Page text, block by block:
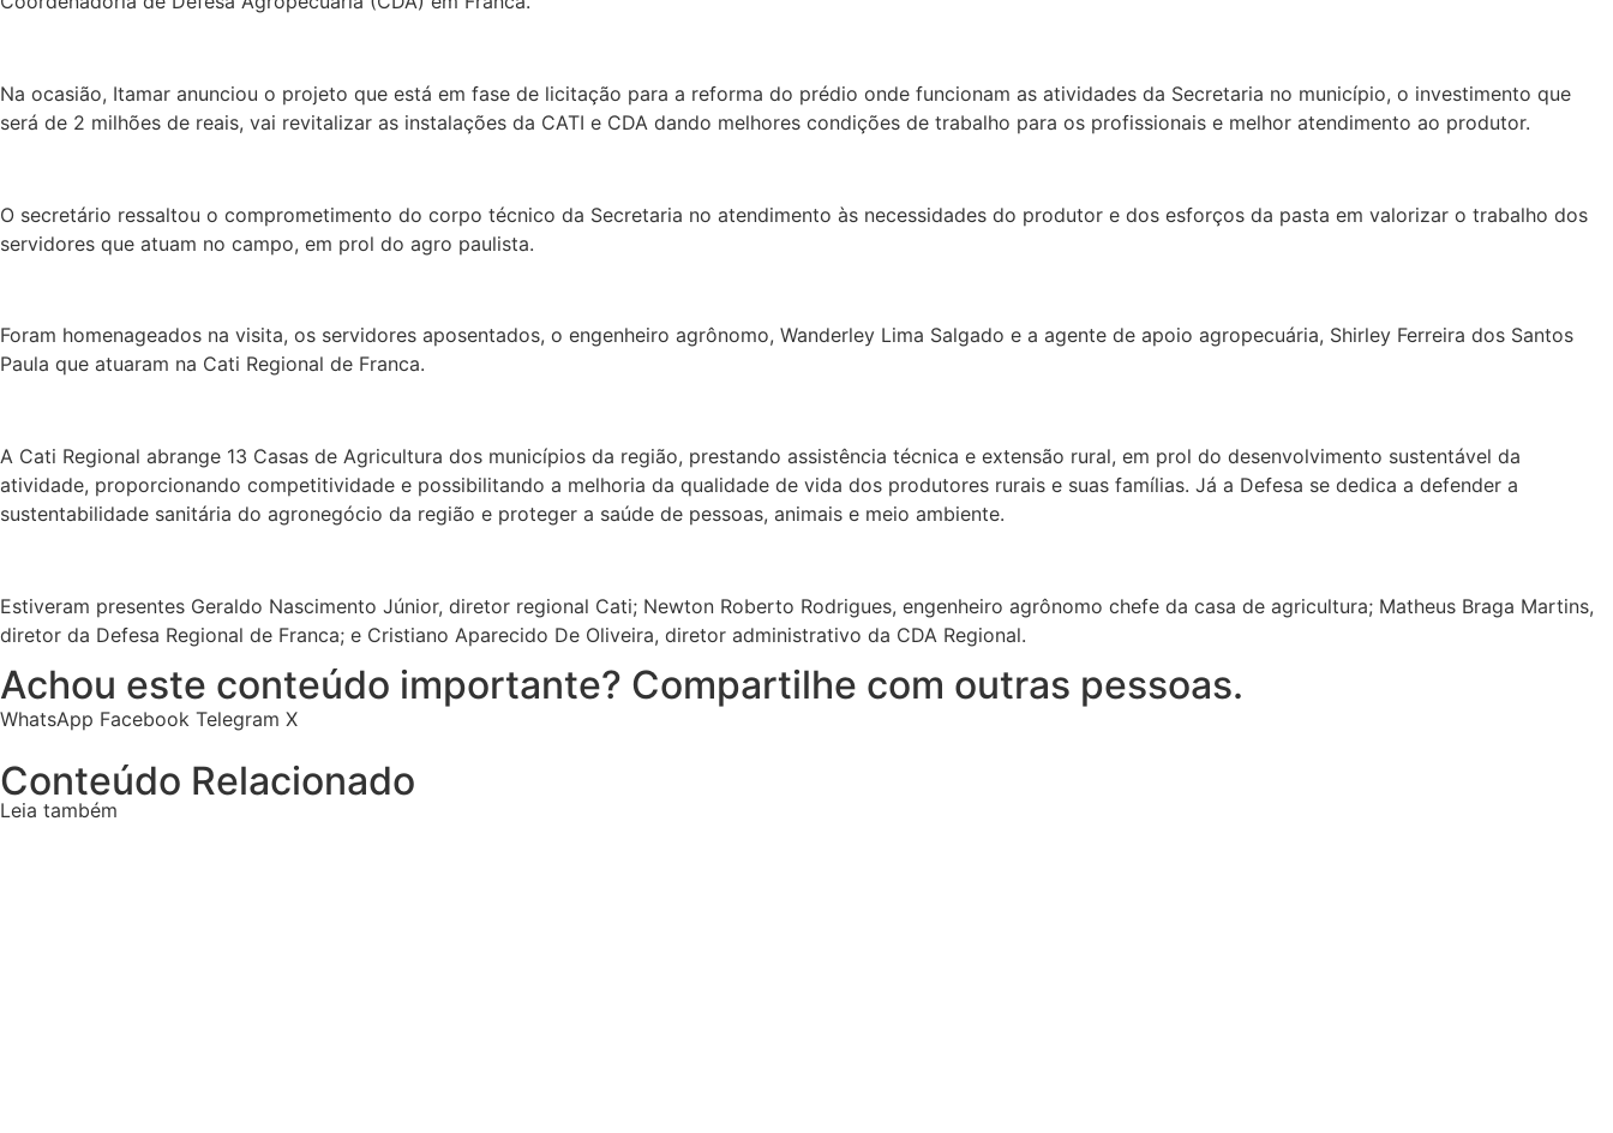
Na ocasião, Itamar anunciou o projeto que está em fase de licitação para a reforma do prédio onde funcionam as atividades da Secretaria no município, o investimento que
será de 2 milhões de reais, vai revitalizar as instalações da CATI e CDA dando melhores condições de trabalho para os profissionais e melhor atendimento ao produtor.
O secretário ressaltou o comprometimento do corpo técnico da Secretaria no atendimento às necessidades do produtor e dos esforços da pasta em valorizar o trabalho dos
servidores que atuam no campo, em prol do agro paulista.
Foram homenageados na visita, os servidores aposentados, o engenheiro agrônomo, Wanderley Lima Salgado e a agente de apoio agropecuária, Shirley Ferreira dos Santos
Paula que atuaram na Cati Regional de Franca.
A Cati Regional abrange 13 Casas de Agricultura dos municípios da região, prestando assistência técnica e extensão rural, em prol do desenvolvimento sustentável da
atividade, proporcionando competitividade e possibilitando a melhoria da qualidade de vida dos produtores rurais e suas famílias. Já a Defesa se dedica a defender a
sustentabilidade sanitária do agronegócio da região e proteger a saúde de pessoas, animais e meio ambiente.
Estiveram presentes Geraldo Nascimento Júnior, diretor regional Cati; Newton Roberto Rodrigues, engenheiro agrônomo chefe da casa de agricultura; Matheus Braga Martins,
diretor da Defesa Regional de Franca; e Cristiano Aparecido De Oliveira, diretor administrativo da CDA Regional.
Achou este conteúdo importante? Compartilhe com outras pessoas.
WhatsApp Facebook Telegram X
Conteúdo Relacionado
Leia também